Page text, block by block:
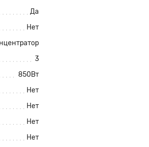
Да
Нет
3
850Вт
Нет
Нет
Нет
Нет